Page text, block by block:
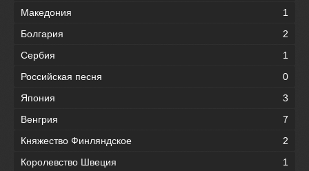
Македония
1
Болгария
2
Сербия
1
Российская песня
0
Япония
3
Венгрия
7
Княжество Финляндское
2
Королевство Швеция
1